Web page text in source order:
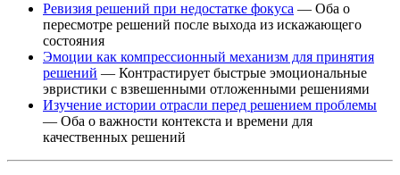
Ревизия решений при недостатке фокуса — Оба о
пересмотре решений после выхода из искажающего
состояния
Эмоции как компрессионный механизм для принятия
решений — Контрастирует быстрые эмоциональные
эвристики с взвешенными отложенными решениями
Изучение истории отрасли перед решением проблемы
— Оба о важности контекста и времени для
качественных решений